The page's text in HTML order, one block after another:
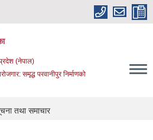
(नेपाल)
समृद्ध परवानीपुर निर्माणको
तथा समाचार